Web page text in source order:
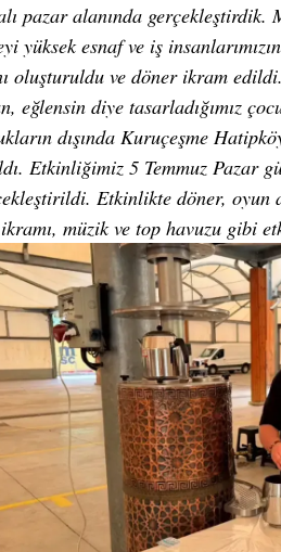
pazar alanında
yüksek esnaf ve iş
oluşturuldu ve döner ikram
eğlensin diye tasarladığımız
dışında Kuruçeşme
Etkinliğimiz 5 Temmuz Pazar
Etkinlikte döner, oyun
müzik ve top havuzu gibi